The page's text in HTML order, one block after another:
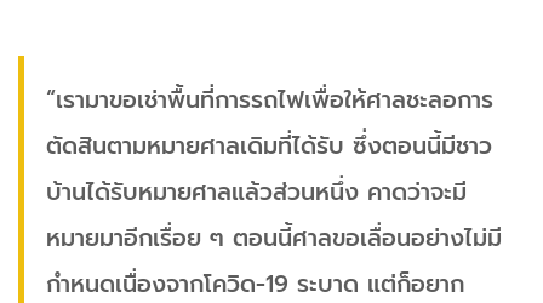
“เรามาขอเช่าพื้นที่การรถไฟเพื่อให้ศาลชะลอการ
ตัดสินตามหมายศาลเดิมที่ได้รับ ซึ่งตอนนี้มีชาว
บ้านได้รับหมายศาลแล้วส่วนหนึ่ง คาดว่าจะมี
หมายมาอีกเรื่อย ๆ ตอนนี้ศาลขอเลื่อนอย่างไม่มี
กำหนดเนื่องจากโควิด-19 ระบาด แต่ก็อยาก